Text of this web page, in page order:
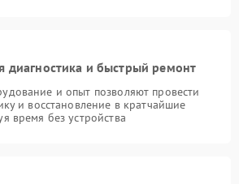
диагностика и быстрый ремонт
и опыт позволяют провести
и восстановление в кратчайшие
время без устройства